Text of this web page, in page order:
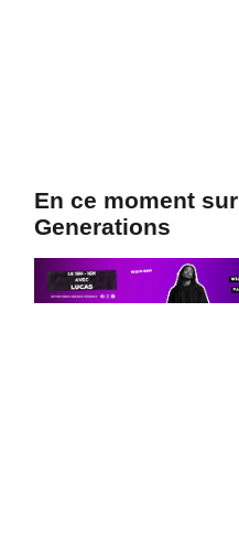
En ce moment sur
Generations